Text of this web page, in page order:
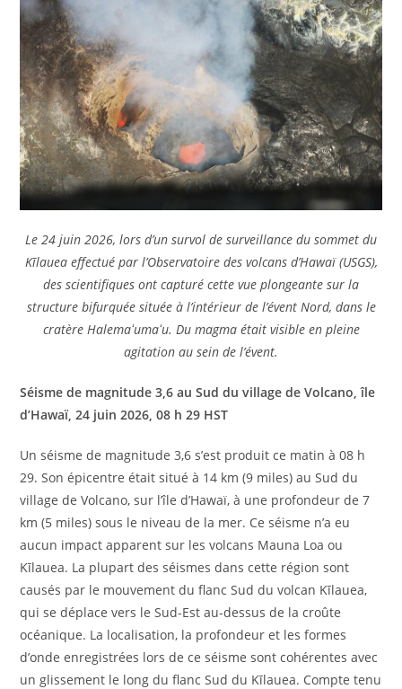
Le 24 juin 2026, lors d’un survol de surveillance du sommet du
Kīlauea effectué par l’Observatoire des volcans d’Hawaï (USGS),
des scientifiques ont capturé cette vue plongeante sur la
structure bifurquée située à l’intérieur de l’évent Nord, dans le
cratère Halemaʻumaʻu. Du magma était visible en pleine
agitation au sein de l’évent.
Séisme de magnitude 3,6 au Sud du village de Volcano, île
d’Hawaï, 24 juin 2026, 08 h 29 HST
Un séisme de magnitude 3,6 s’est produit ce matin à 08 h
29. Son épicentre était situé à 14 km (9 miles) au Sud du
village de Volcano, sur l’île d’Hawaï, à une profondeur de 7
km (5 miles) sous le niveau de la mer. Ce séisme n’a eu
aucun impact apparent sur les volcans Mauna Loa ou
Kīlauea. La plupart des séismes dans cette région sont
causés par le mouvement du flanc Sud du volcan Kīlauea,
qui se déplace vers le Sud-Est au-dessus de la croûte
océanique. La localisation, la profondeur et les formes
d’onde enregistrées lors de ce séisme sont cohérentes avec
un glissement le long du flanc Sud du Kīlauea. Compte tenu